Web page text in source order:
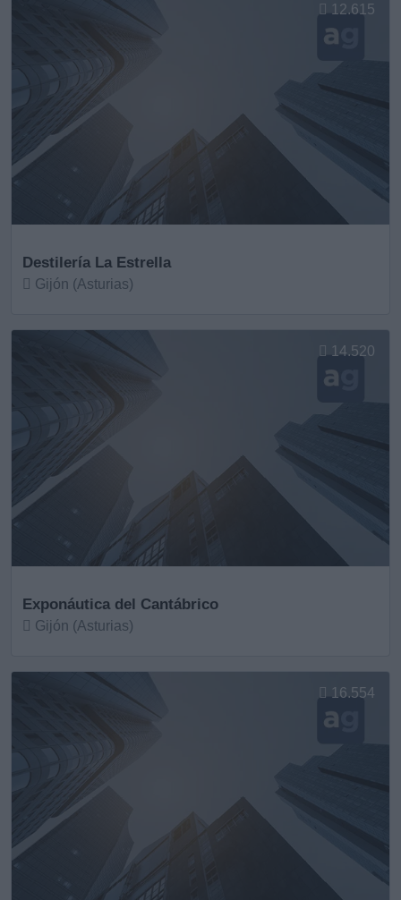
Destilería La Estrella
Gijón (Asturias)
12.615
Exponáutica del Cantábrico
Gijón (Asturias)
14.520
16.554